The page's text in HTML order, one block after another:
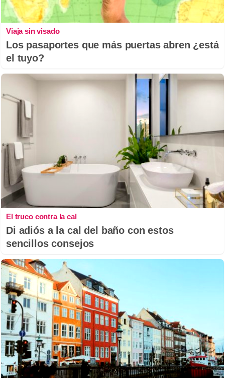
Viaja sin visado
Los pasaportes que más puertas abren ¿está
el tuyo?
El truco contra la cal
Di adiós a la cal del baño con estos
sencillos consejos